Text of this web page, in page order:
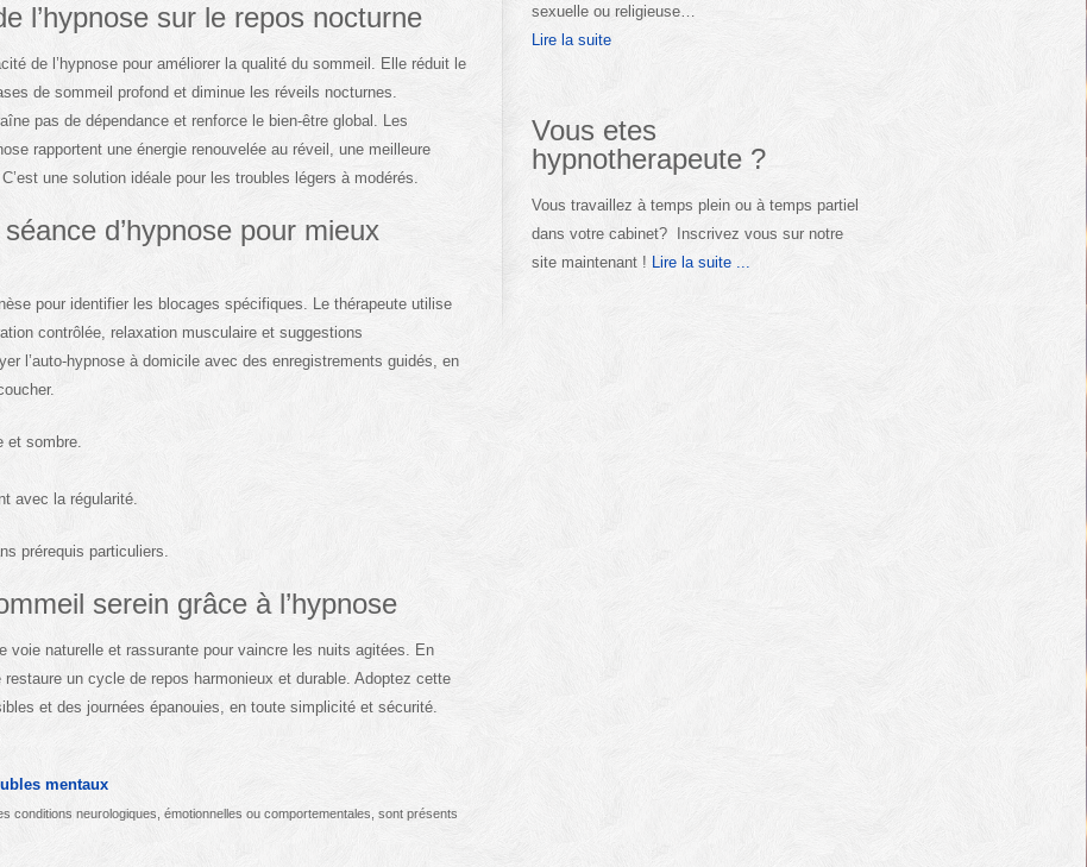
l’hypnose sur le repos nocturne
de l’hypnose pour améliorer la qualité du sommeil. Elle réduit le
de sommeil profond et diminue les réveils nocturnes.
pas de dépendance et renforce le bien-être global. Les
rapportent une énergie renouvelée au réveil, une meilleure
une solution idéale pour les troubles légers à modérés.
d’hypnose pour mieux
pour identifier les blocages spécifiques. Le thérapeute utilise
contrôlée, relaxation musculaire et suggestions
l’auto-hypnose à domicile avec des enregistrements guidés, en
et sombre.
avec la régularité.
prérequis particuliers.
serein grâce à l’hypnose
voie naturelle et rassurante pour vaincre les nuits agitées. En
un cycle de repos harmonieux et durable. Adoptez cette
et des journées épanouies, en toute simplicité et sécurité.
mentaux
conditions neurologiques, émotionnelles ou comportementales, sont présents
sexuelle ou religieuse…
Lire la suite
Vous etes
hypnotherapeute ?
Vous travaillez à temps plein ou à temps partiel
dans votre cabinet? Inscrivez vous sur notre
site maintenant ! Lire la suite ...